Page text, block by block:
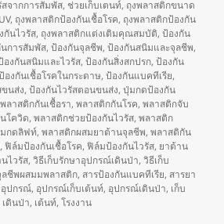
จากการสัมพัส, ช่วยเก็บเตนท์, ถุงพลาสติกขนาด
, ถุงพลาสติกป้องกันเชื้อโรค, ถุงพลาสติกป้องกัน
กันไวรัส, ถุงพลาสติกแต่งเติมคุณสมบัติ,ป้องกัน
การสัมพัส,ป้องกันจุลชีพ,ป้องกันสนิมและจุลชีพ,
องกันสนิมและไวรัส,ป้องกันสิ่งสกปรก,ป้องกัน
องกันเชื้อโรคในกระดาษ,ป้องกันแบคทีเรีย,
นส่ง,ป้องกันไวรัสตอนขนส่ง,ปุ่มกดป้องกัน
พลาสติกกันเชื้อรา,พลาสติกกันโรค,พลาสติกจับ
โควิด,พลาสติกช่วยป้องกันไวรัส,พลาสติก
กดลิฟท์,พลาสติกผสมยาต้านจุลชีพ,พลาสติกัน
,ฟิล์มป้องกันเชื้อโรค,ฟิล์มป้องกันไวรัส, ยาต้าน
ไวรัส,วิธีเก็บรักษาอุปกรณ์เดินป่า,วิธีเก็บ
ลชีพผสมมพลาสติก, สารป้องกันแบคทีเรีย, สารยา
อุปกรณ์, อุปกรณ์เก็บเต้นท์, อุปกรณ์เดินป่า, เก็บ
เดินป่า, เต้นท์,โรงงาน
ของใช้ใกล้มือสะสมเชื้อโรค (Dirty things)